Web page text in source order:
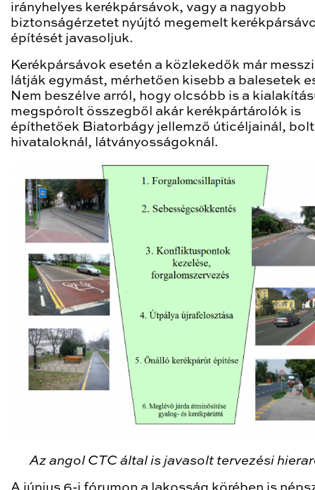
irányhelyes kerékpársávok, vagy a nagyobb
biztonságérzetet nyújtó megemelt
építését javasoljuk.
Kerékpársávok esetén a közlekedők már
látják egymást, mérhetően kisebb a balesetek
Nem beszélve arról, hogy olcsóbb is a
megspórolt összegből akár kerékpártárolók is
építhetőek Biatorbágy jellemző úticéljainál,
hivataloknál, látványosságoknál.
Az angol CTC által is javasolt tervezési